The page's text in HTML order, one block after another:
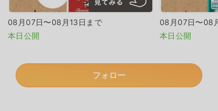
08月07日〜08月13日まで
本日公開
08月07日〜08
本日公開
フォロー